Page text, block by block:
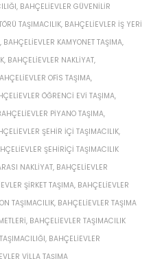
, BAHÇELIEVLER GÜVENILIR
TAŞIMACILIK, BAHÇELIEVLER IŞ YERI
, BAHÇELIEVLER KAMYONET TAŞIMA,
, BAHÇELIEVLER NAKLIYAT,
OFIS TAŞIMA,
ÖĞRENCI EVI TAŞIMA,
PIYANO TAŞIMA,
ŞEHIR IÇI TAŞIMACILIK,
ŞEHIRIÇI TAŞIMACILIK
NAKLIYAT, BAHÇELIEVLER
ŞIRKET TAŞIMA, BAHÇELIEVLER
TAŞIMACILIK, BAHÇELIEVLER TAŞIMA
, BAHÇELIEVLER TAŞIMACILIK
, BAHÇELIEVLER
VILLA TAŞIMA